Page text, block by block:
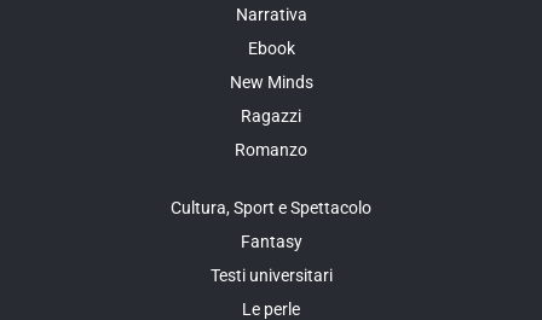
Narrativa
Ebook
New Minds
Ragazzi
Romanzo
Cultura, Sport e Spettacolo
Fantasy
Testi universitari
Le perle